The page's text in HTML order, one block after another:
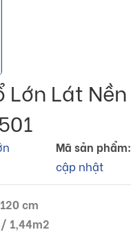
Lớn Lát Nền
Mã sản phẩm:
cập nhật
cm
1,44m2